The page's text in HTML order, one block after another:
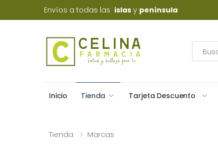
Envíos a todas las islas y península
Inicio Tienda Tarjeta Descuento
Tienda Marcas